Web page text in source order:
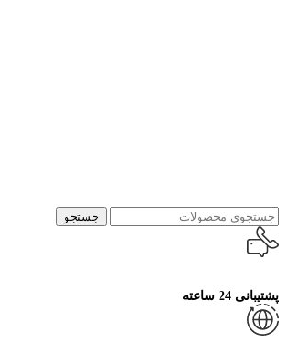
جستجو
پشتیبانی 24 ساعته